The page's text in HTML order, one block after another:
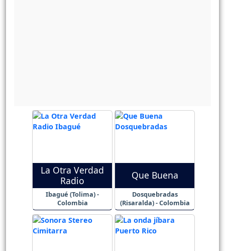
La Otra Verdad
Radio
Ibagué (Tolima) -
Colombia
Que Buena
Dosquebradas
(Risaralda) - Colombia